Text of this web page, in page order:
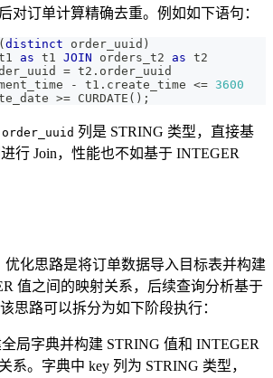
对订单计算精确去重。例如如下语句：
(distinct order_uuid )
as t1 JOIN orders_t2 as t2
= t2 . order_uuid
- t1 . create_time <= 3600
>= CURDATE ( ) ;
order_uuid 列是 STRING 类型，直接基
行 Join，性能也不如基于 INTEGER
优化思路是将订单数据导入目标表并构建
值之间的映射关系，后续查询分析基于
思路可以拆分为如下阶段执行：
局字典并构建 STRING 值和 INTEGER
系。字典中 key 列为 STRING 类型，